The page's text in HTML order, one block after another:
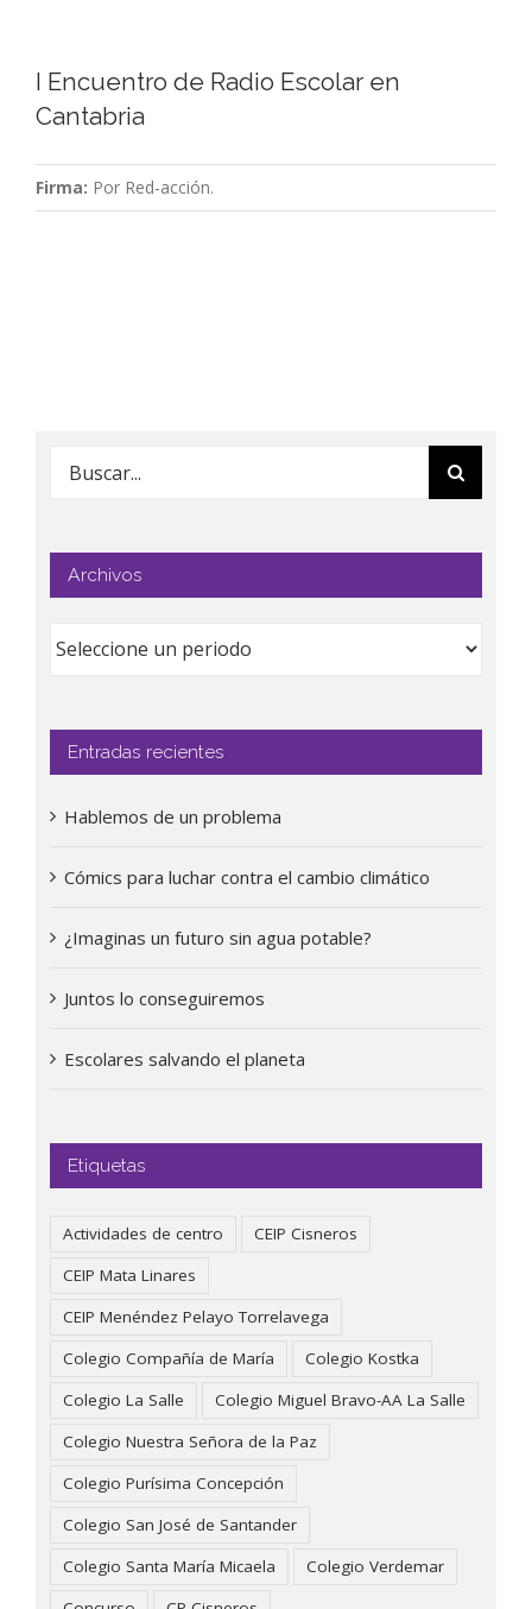
I Encuentro de Radio Escolar en
Cantabria
Firma: Por Red-acción.
Buscar:
Archivos
Entradas recientes
Hablemos de un problema
Cómics para luchar contra el cambio climático
¿Imaginas un futuro sin agua potable?
Juntos lo conseguiremos
Escolares salvando el planeta
Etiquetas
Actividades de centro
CEIP Cisneros
CEIP Mata Linares
CEIP Menéndez Pelayo Torrelavega
Colegio Compañía de María
Colegio Kostka
Colegio La Salle
Colegio Miguel Bravo-AA La Salle
Colegio Nuestra Señora de la Paz
Colegio Purísima Concepción
Colegio San José de Santander
Colegio Santa María Micaela
Colegio Verdemar